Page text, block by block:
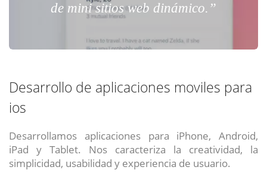
de mini sitios web dinámico.”
Desarrollo de aplicaciones moviles para
ios
Desarrollamos aplicaciones para iPhone, Android,
iPad y Tablet. Nos caracteriza la creatividad, la
simplicidad, usabilidad y experiencia de usuario.